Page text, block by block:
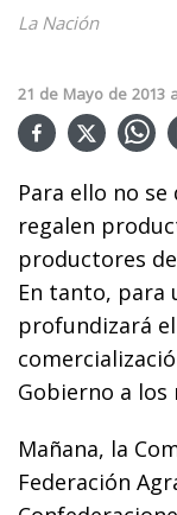
La Nación
21 de Mayo de 2013
Para ello no
regalen
productores
En tanto, para
profundizará
Gobierno a los
Mañana, la
Federación